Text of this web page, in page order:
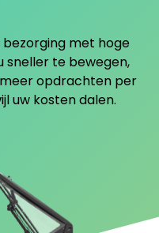
met hoge
sneller te bewegen,
opdrachten per
uw kosten dalen.